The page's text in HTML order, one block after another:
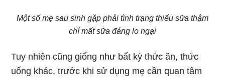
Một số mẹ sau sinh gặp phải tình trạng thiếu sữa thậm
chí mất sữa đáng lo ngại
Tuy nhiên cũng giống như bất kỳ thức ăn, thức
uống khác, trước khi sử dụng mẹ cần quan tâm